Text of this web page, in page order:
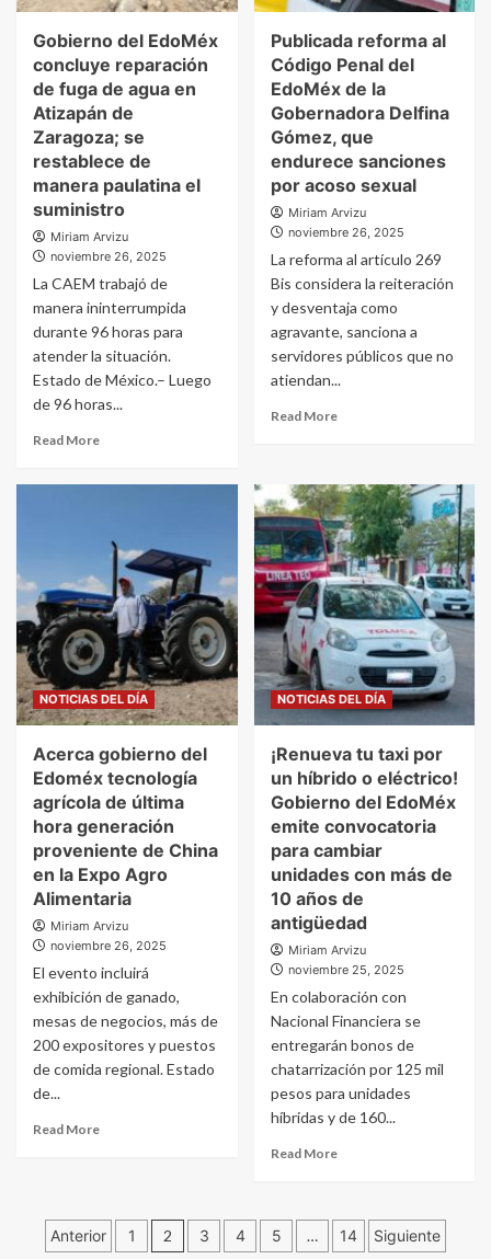
Gobierno del EdoMéx
concluye reparación
de fuga de agua en
Atizapán de
Zaragoza; se
restablece de
manera paulatina el
suministro
Miriam Arvizu
noviembre 26, 2025
La CAEM trabajó de
manera ininterrumpida
durante 96 horas para
atender la situación.
Estado de México.– Luego
de 96 horas...
Read More
Publicada reforma al
Código Penal del
EdoMéx de la
Gobernadora Delfina
Gómez, que
endurece sanciones
por acoso sexual
Miriam Arvizu
noviembre 26, 2025
La reforma al artículo 269
Bis considera la reiteración
y desventaja como
agravante, sanciona a
servidores públicos que no
atiendan...
Read More
NOTICIAS DEL DÍA
Acerca gobierno del
Edoméx tecnología
agrícola de última
hora generación
proveniente de China
en la Expo Agro
Alimentaria
Miriam Arvizu
noviembre 26, 2025
El evento incluirá
exhibición de ganado,
mesas de negocios, más de
200 expositores y puestos
de comida regional. Estado
de...
Read More
NOTICIAS DEL DÍA
¡Renueva tu taxi por
un híbrido o eléctrico!
Gobierno del EdoMéx
emite convocatoria
para cambiar
unidades con más de
10 años de
antigüedad
Miriam Arvizu
noviembre 25, 2025
En colaboración con
Nacional Financiera se
entregarán bonos de
chatarrización por 125 mil
pesos para unidades
híbridas y de 160...
Read More
Paginación
Anterior 1 2 3 4 5 … 14 Siguiente